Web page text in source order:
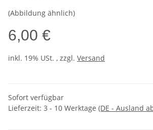
(Abbildung ähnlich)
6,00 €
inkl. 19% USt. , zzgl. Versand
Sofort verfügbar
Lieferzeit: 3 - 10 Werktage (DE - Ausland